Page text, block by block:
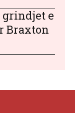
grindjet e
Braxton